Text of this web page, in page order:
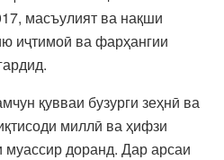
масъулият ва нақши
иҷтимоӣ ва фарҳангии
қувваи бузурги зеҳнӣ ва
миллӣ ва ҳифзи
доранд. Дар арсаи